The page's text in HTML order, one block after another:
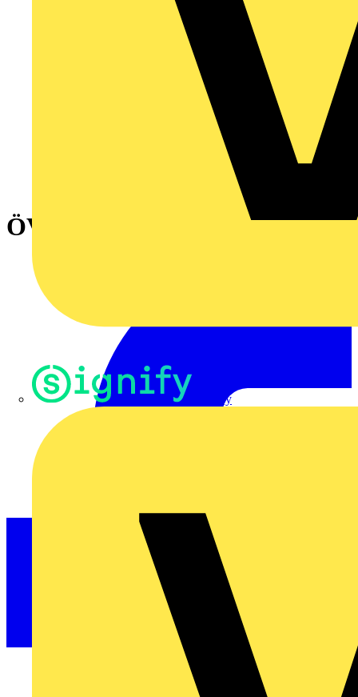
Signify
ÖVERSTR RELÄ 17-25A